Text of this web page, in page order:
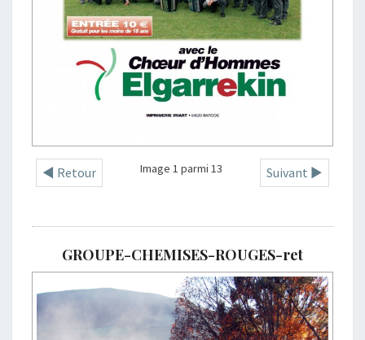
◄ Retour Suivant ►
Image 1 parmi 13
GROUPE-CHEMISES-ROUGES-ret